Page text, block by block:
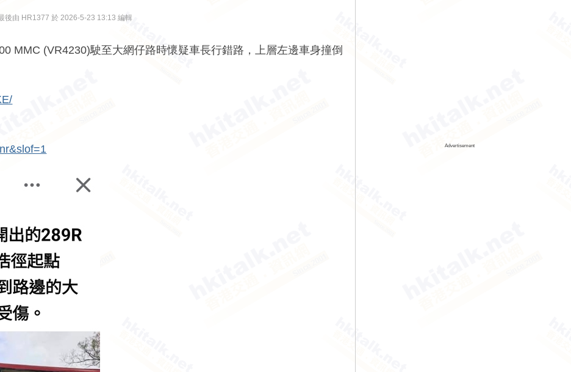
後由 HR1377 於 2026-5-23 13:13 編輯
MMC (VR4230)駛至大網仔路時懷疑車長行錯路，上層左邊車身撞倒
Advertisement